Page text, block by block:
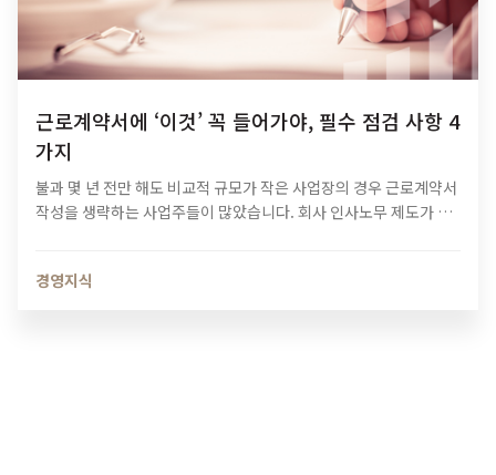
근로계약서에 ‘이것’ 꼭 들어가야, 필수 점검 사항 4
가지
불과 몇 년 전만 해도 비교적 규모가 작은 사업장의 경우 근로계약서
작성을 생략하는 사업주들이 많았습니다. 회사 인사노무 제도가 정
경영지식